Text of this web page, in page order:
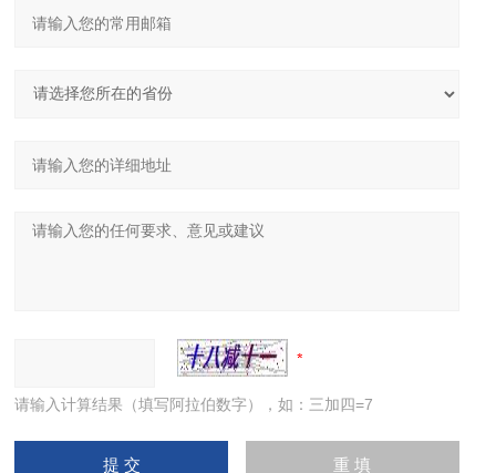
请输入计算结果（填写阿拉伯数字），如：三加四=7